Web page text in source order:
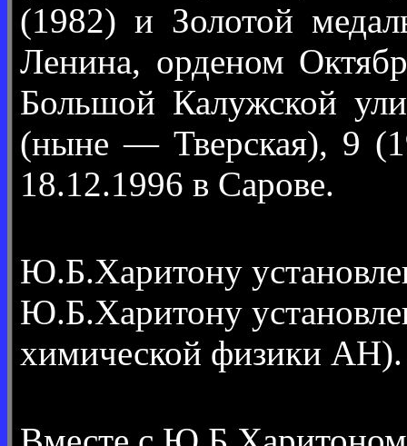
(1982) и Золотой
Ленина, орденом
Большой Калужской
(ныне — Тверская), 9
18.12.1996 в Сарове.
Ю.Б.Харитону
Ю.Б.Харитону
химической физики АН).